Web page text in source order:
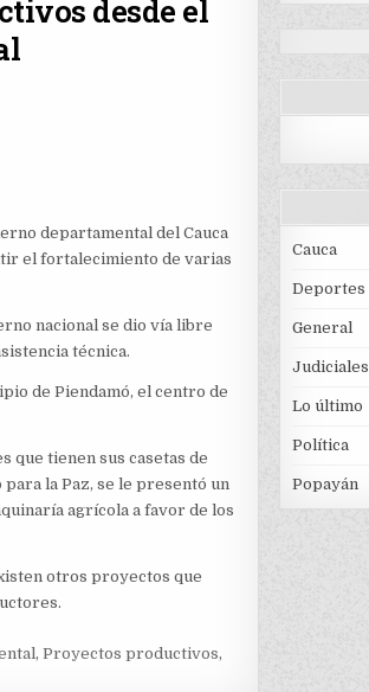
desde el
departamental del Cauca
el fortalecimiento de varias
nacional se dio vía libre
técnica.
de Piendamó, el centro de
que tienen sus casetas de
para la Paz, se le presentó un
agrícola a favor de los
otros proyectos que
,Proyectos productivos,
Cauca
Deportes
General
Judiciales
Lo último
Política
Popayán